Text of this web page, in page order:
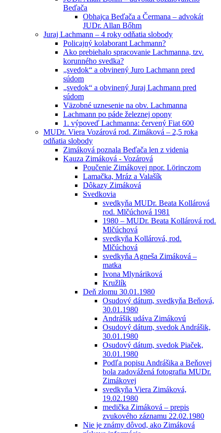
Beďača
Obhajca Beďača a Čermana – advokát
JUDr. Allan Bőhm
Juraj Lachmann – 4 roky odňatia slobody
Policajný kolaborant Lachmann?
Ako prebiehalo spracovanie Lachmanna, tzv.
korunného svedka?
„svedok“ a obvinený Juro Lachmann pred
súdom
„svedok“ a obvinený Juraj Lachmann pred
súdom
Väzobné uznesenie na obv. Lachmanna
Lachmann po páde železnej opony
1. výpoveď Lachmanna: červený Fiat 600
MUDr. Viera Vozárová rod. Zimáková – 2,5 roka
odňatia slobody
Zimáková poznala Beďača len z videnia
Kauza Zimáková - Vozárová
Poučenie Zimákovej npor. Lörinczom
Lamačka, Mráz a Valašík
Dôkazy Zimáková
Svedkovia
svedkyňa MUDr. Beata Kollárová
rod. Mlčúchová 1981
1980 – MUDr. Beata Kollárová rod.
Mlčúchová
svedkyňa Kollárová, rod.
Mlčúchová
svedkyňa Agneša Zimáková –
matka
Ivona Mlynáriková
Kružlík
Deň zlomu 30.01.1980
Osudový dátum, svedkyňa Beňová,
30.01.1980
Andrášik udáva Zimákovú
Osudový dátum, svedok Andrášik,
30.01.1980
Osudový dátum, svedok Piaček,
30.01.1980
Podľa popisu Andrášika a Beňovej
bola zadovážená fotografia MUDr.
Zimákovej
svedkyňa Viera Zimáková,
19.02.1980
medička Zimáková – prepis
zvukového záznamu 22.02.1980
Nie je známy dôvod, ako Zimáková